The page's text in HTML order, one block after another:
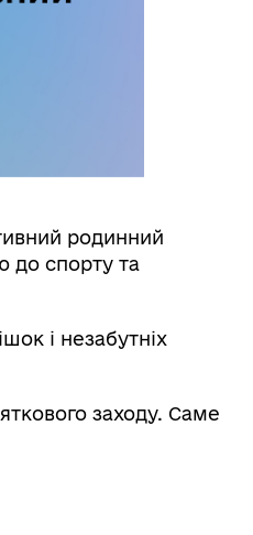
родинний
до спорту та
і незабутніх
заходу. Саме